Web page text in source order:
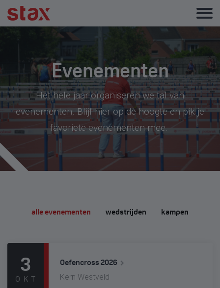
Evenementen
Het hele jaar organiseren we tal van
evenementen. Blijf hier op de hoogte en pik je
favoriete evenementen mee.
alle evenementen wedstrijden kampen
3
OKT
Oefencross 2026
Kern Westveld